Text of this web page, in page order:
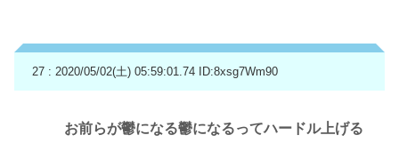
27 : 2020/05/02(土) 05:59:01.74 ID:8xsg7Wm90
お前らが鬱になる鬱になるってハードル上げる